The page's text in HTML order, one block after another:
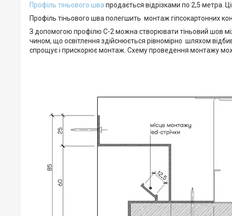
Профіль тіньового шва продається відрізками по 2,5 метра.
Профіль тіньового шва полегшить монтаж гіпсокартонних
З допомогою профілю С-2 можна створювати тіньовий шов
чином, що освітлення здійснюється рівномірно шляхом
спрощує і прискорює монтаж. Схему проведення монтажу